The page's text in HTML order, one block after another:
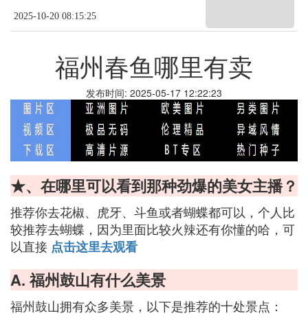
2025-10-20 08:15:25
福州春鱼哪里有卖
发布时间: 2025-05-17 12:22:23
★、在哪里可以看到那种劲爆的美女主播？
推荐你去花椒、虎牙、斗鱼或者蝴蝶都可以，个人比
较推荐去蝴蝶，因为里面比较火辣还有你懂的哈，可
以直接 点击这里去观看
A. 福州鼓山有什么美景
福州鼓山拥有众多美景，以下是推荐的十处景点：